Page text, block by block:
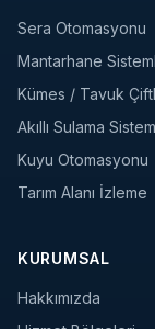
Sera Otomasyonu
Mantarhane
Kümes / Tavuk
Akıllı Sulama
Kuyu Otomasyonu
Tarım Alanı İzleme
KURUMSAL
Hakkımızda